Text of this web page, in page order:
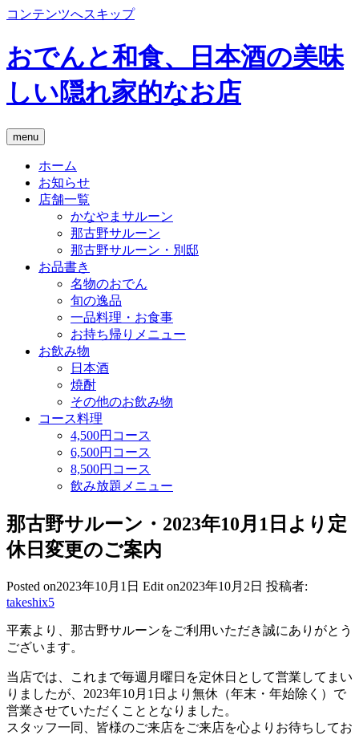
コンテンツへスキップ
おでんと和食、日本酒の美味
しい隠れ家的なお店
menu
ホーム
お知らせ
店舗一覧
かなやまサルーン
那古野サルーン
那古野サルーン・別邸
お品書き
名物のおでん
旬の逸品
一品料理・お食事
お持ち帰りメニュー
お飲み物
日本酒
焼酎
その他のお飲み物
コース料理
4,500円コース
6,500円コース
8,500円コース
飲み放題メニュー
那古野サルーン・2023年10月1日より定
休日変更のご案内
Posted on2023年10月1日 Edit on2023年10月2日 投稿者:
takeshix5
平素より、那古野サルーンをご利用いただき誠にありがとう
ございます。
当店では、これまで毎週月曜日を定休日として営業してまい
りましたが、2023年10月1日より無休（年末・年始除く）で
営業させていただくこととなりました。
スタッフ一同、皆様のご来店をご来店を心よりお待ちしてお